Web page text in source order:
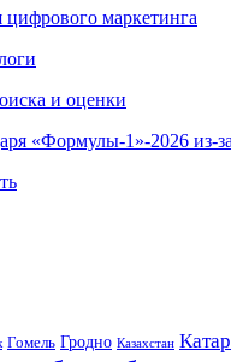
цифрового маркетинга
и оценки
«Формулы-1»-2026 из-
Гомель Гродно Казахстан Катар